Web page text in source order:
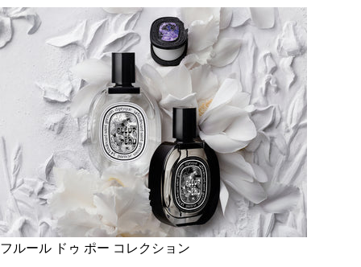
フルール ドゥ ポー コレクション